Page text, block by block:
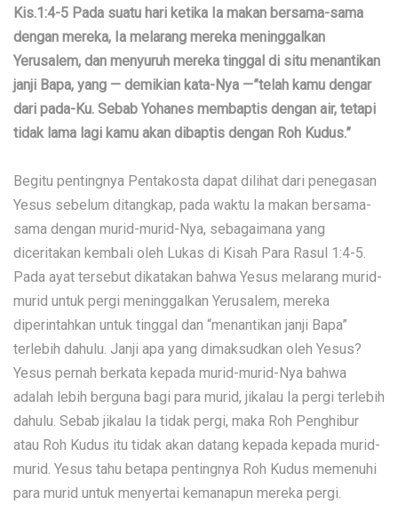
Kis.1:4-5 Pada suatu hari ketika Ia makan bersama-sama
dengan mereka, Ia melarang mereka meninggalkan
Yerusalem, dan menyuruh mereka tinggal di situ menantikan
janji Bapa, yang — demikian kata-Nya —”telah kamu dengar
dari pada-Ku. Sebab Yohanes membaptis dengan air, tetapi
tidak lama lagi kamu akan dibaptis dengan Roh Kudus.”
Begitu pentingnya Pentakosta dapat dilihat dari penegasan
Yesus sebelum ditangkap, pada waktu Ia makan bersama-
sama dengan murid-murid-Nya, sebagaimana yang
diceritakan kembali oleh Lukas di Kisah Para Rasul 1:4-5.
Pada ayat tersebut dikatakan bahwa Yesus melarang murid-
murid untuk pergi meninggalkan Yerusalem, mereka
diperintahkan untuk tinggal dan “menantikan janji Bapa”
terlebih dahulu. Janji apa yang dimaksudkan oleh Yesus?
Yesus pernah berkata kepada murid-murid-Nya bahwa
adalah lebih berguna bagi para murid, jikalau Ia pergi terlebih
dahulu. Sebab jikalau Ia tidak pergi, maka Roh Penghibur
atau Roh Kudus itu tidak akan datang kepada kepada murid-
murid. Yesus tahu betapa pentingnya Roh Kudus memenuhi
para murid untuk menyertai kemanapun mereka pergi.